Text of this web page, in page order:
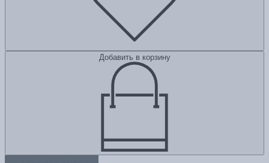
Добавить в корзину